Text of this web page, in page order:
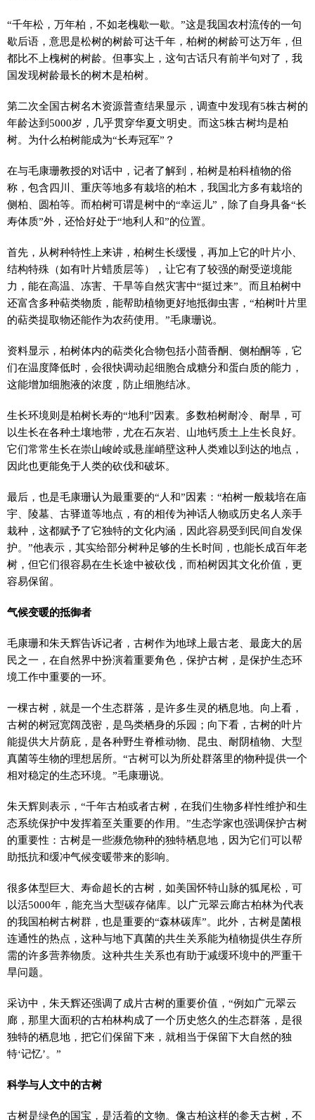
“千年松，万年柏，不如老槐歇一歇。”这是我国农村流传的一句
歇后语，意思是松树的树龄可达千年，柏树的树龄可达万年，但
都比不上槐树的树龄。但事实上，这句古话只有前半句对了，我
国发现树龄最长的树木是柏树。
第二次全国古树名木资源普查结果显示，调查中发现有5株古树的
年龄达到5000岁，几乎贯穿华夏文明史。而这5株古树均是柏
树。为什么柏树能成为“长寿冠军”？
在与毛康珊教授的对话中，记者了解到，柏树是柏科植物的俗
称，包含四川、重庆等地多有栽培的柏木，我国北方多有栽培的
侧柏、圆柏等。而柏树可谓是树中的“幸运儿”，除了自身具备“长
寿体质”外，还恰好处于“地利人和”的位置。
首先，从树种特性上来讲，柏树生长缓慢，再加上它的叶片小、
结构特殊（如有叶片蜡质层等），让它有了较强的耐受逆境能
力，能在高温、冻害、干旱等自然灾害中“挺过来”。而且柏树中
还富含多种萜类物质，能帮助植物更好地抵御虫害，“柏树叶片里
的萜类提取物还能作为农药使用。”毛康珊说。
资料显示，柏树体内的萜类化合物包括小茴香酮、侧柏酮等，它
们在温度降低时，会很快调动起细胞合成糖分和蛋白质的能力，
这能增加细胞液的浓度，防止细胞结冰。
生长环境则是柏树长寿的“地利”因素。多数柏树耐冷、耐旱，可
以生长在各种土壤地带，尤在石灰岩、山地钙质土上生长良好。
它们常常生长在崇山峻岭或悬崖峭壁这种人类难以到达的地点，
因此也更能免于人类的砍伐和破坏。
最后，也是毛康珊认为最重要的“人和”因素：“柏树一般栽培在庙
宇、陵墓、古驿道等地点，有的相传为神话人物或历史名人亲手
栽种，这都赋予了它独特的文化内涵，因此容易受到民间自发保
护。”他表示，其实给部分树种足够的生长时间，也能长成百年老
树，但它们很容易在生长途中被砍伐，而柏树因其文化价值，更
容易保留。
气候变暖的抵御者
毛康珊和朱天辉告诉记者，古树作为地球上最古老、最庞大的居
民之一，在自然界中扮演着重要角色，保护古树，是保护生态环
境工作中重要的一环。
一棵古树，就是一个生态群落，是许多生灵的栖息地。向上看，
古树的树冠宽阔茂密，是鸟类栖身的乐园；向下看，古树的叶片
能提供大片荫庇，是各种野生脊椎动物、昆虫、耐阴植物、大型
真菌等生物的理想居所。“古树可以为所处群落里的物种提供一个
相对稳定的生态环境。”毛康珊说。
朱天辉则表示，“千年古柏或者古树，在我们生物多样性维护和生
态系统保护中发挥着至关重要的作用。”生态学家也强调保护古树
的重要性：古树是一些濒危物种的独特栖息地，因为它们可以帮
助抵抗和缓冲气候变暖带来的影响。
很多体型巨大、寿命超长的古树，如美国怀特山脉的狐尾松，可
以活5000年，能充当大型碳存储库。以广元翠云廊古柏林为代表
的我国柏树古树群，也是重要的“森林碳库”。此外，古树是菌根
连通性的热点，这种与地下真菌的共生关系能为植物提供生存所
需的许多营养物质。这种共生关系也有助于减缓环境中的严重干
旱问题。
采访中，朱天辉还强调了成片古树的重要价值，“例如广元翠云
廊，那里大面积的古柏林构成了一个历史悠久的生态群落，是很
独特的栖息地，把它们保留下来，就相当于保留下大自然的独
特‘记忆’。”
科学与人文中的古树
古树是绿色的国宝，是活着的文物。像古柏这样的参天古树，不